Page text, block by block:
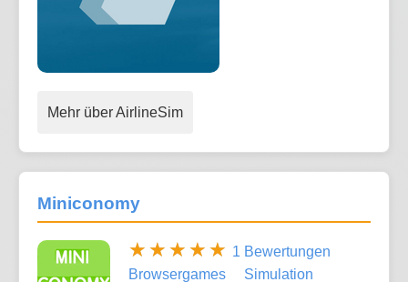
Mehr über AirlineSim
Miniconomy
1 Bewertungen
Browsergames
Simulation